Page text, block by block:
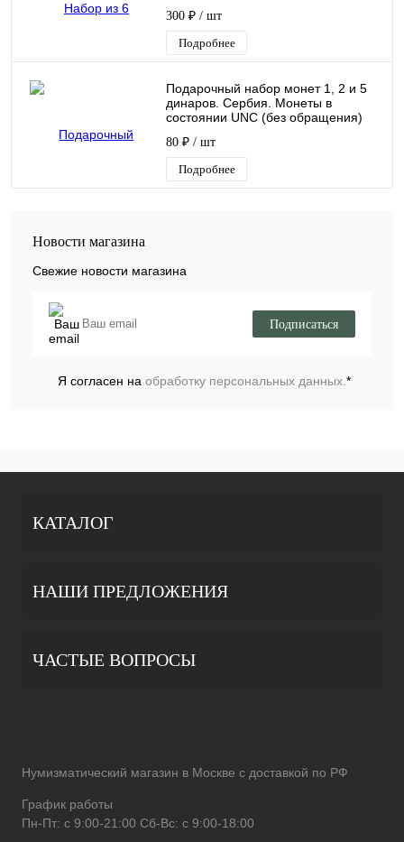
300 ₽ / шт
Подробнее
Подарочный набор монет 1, 2 и 5
динаров. Сербия. Монеты в
состоянии UNC (без обращения)
80 ₽ / шт
Подробнее
Новости магазина
Свежие новости магазина
Подписаться
Я согласен на обработку персональных данных.*
КАТАЛОГ
НАШИ ПРЕДЛОЖЕНИЯ
ЧАСТЫЕ ВОПРОСЫ
Нумизматический магазин в Москве с доставкой по РФ
График работы
Пн-Пт: с 9:00-21:00 Сб-Вс: с 9:00-18:00